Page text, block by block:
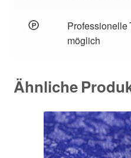
Professionelle
möglich
Ähnliche